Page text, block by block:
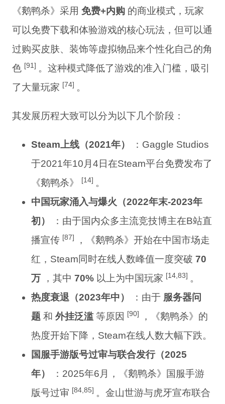
《鹅鸭杀》采用 免费+内购 的商业模式，玩家
可以免费下载和体验游戏的核心玩法，但可以通
过购买皮肤、装饰等虚拟物品来个性化自己的角
色 [91] 。这种模式降低了游戏的准入门槛，吸引
了大量玩家 [74] 。
其发展历程大致可以分为以下几个阶段：
Steam上线（2021年）
：Gaggle Studios
于2021年10月4日在Steam平台免费发布了
《鹅鸭杀》
[14] 。
中国玩家涌入与爆火（2022年末-2023年
初）
：由于国内众多主流竞技博主在B站直
播宣传 [87]
，《鹅鸭杀》开始在中国市场走
红，Steam同时在线人数峰值一度突破70
万
，其中70% 以上为中国玩家 [14,83] 。
热度衰退（2023年中）
：由于 服务器问
题和外挂泛滥等原因 [90]
，《鹅鸭杀》的
热度开始下降，Steam在线人数大幅下跌。
国服手游版号过审与联合发行（2025
年）
：2025年6月，《鹅鸭杀》国服手游
版号过审 [84,85] 。金山世游与虎牙宣布联合